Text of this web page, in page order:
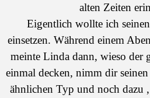
alten Zeiten
Eigentlich wollte ich
einsetzen. Während einem
meinte Linda dann, wieso der
einmal decken, nimm dir
ähnlichen Typ und noch dazu